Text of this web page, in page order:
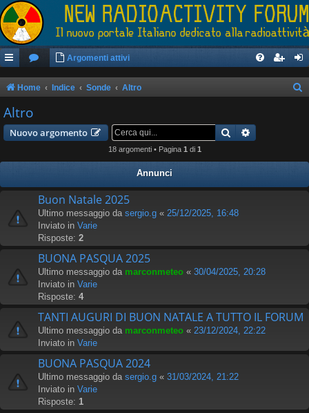
Argomenti attivi
Home Indice Sonde Altro
Altro
Nuovo argomento Cerca
18 argomenti • Pagina 1 di 1
Annunci
Buon Natale 2025
Ultimo messaggio da sergio.g « 25/12/2025, 16:48
Inviato in Varie
Risposte: 2
BUONA PASQUA 2025
Ultimo messaggio da marconmeteo « 30/04/2025, 20:28
Inviato in Varie
Risposte: 4
TANTI AUGURI DI BUON NATALE A TUTTO IL FORUM
Ultimo messaggio da marconmeteo « 23/12/2024, 22:22
Inviato in Varie
BUONA PASQUA 2024
Ultimo messaggio da sergio.g « 31/03/2024, 21:22
Inviato in Varie
Risposte: 1